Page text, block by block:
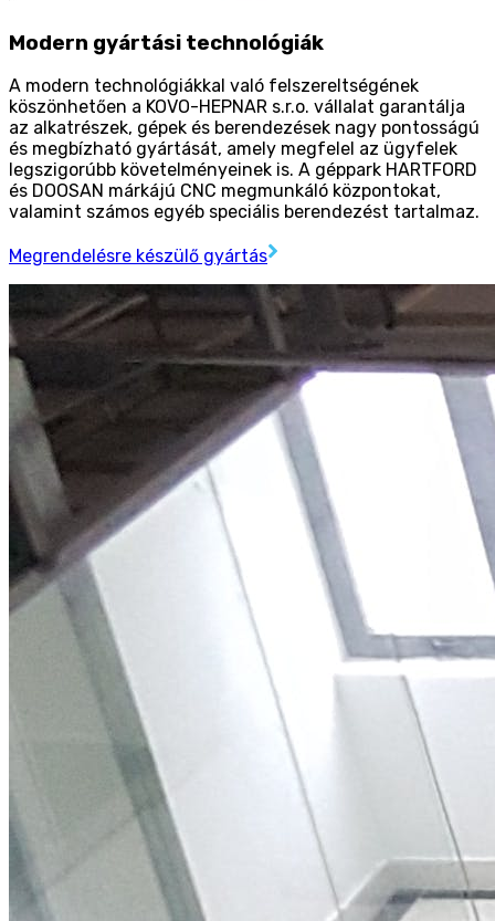
Modern gyártási technológiák
A modern technológiákkal való felszereltségének
köszönhetően a KOVO-HEPNAR s.r.o. vállalat garantálja
az alkatrészek, gépek és berendezések nagy pontosságú
és megbízható gyártását, amely megfelel az ügyfelek
legszigorúbb követelményeinek is. A géppark HARTFORD
és DOOSAN márkájú CNC megmunkáló központokat,
valamint számos egyéb speciális berendezést tartalmaz.
Megrendelésre készülő gyártás